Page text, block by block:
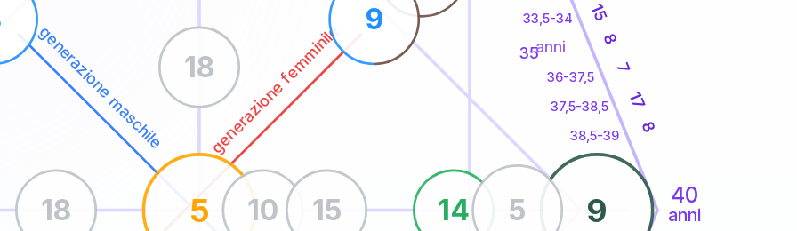
generazione maschile generazione femminile
40
anni
33,5-34
36-37,5
37,5-38,5
38,5-39
15
8
7
17
8
9
5 14 5
10 15
18
18
9
35anni